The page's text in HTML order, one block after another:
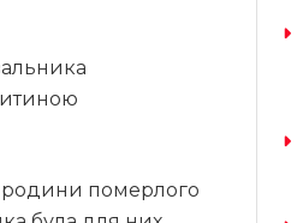
родини померлого